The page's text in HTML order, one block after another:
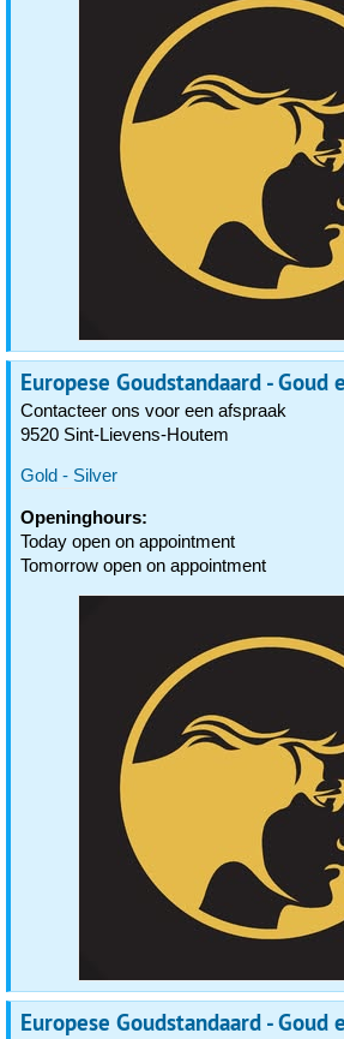
Europese Goudstandaard - Goud
Contacteer ons voor een afspraak
9520 Sint-Lievens-Houtem
Gold - Silver
Openinghours:
Today open on appointment
Tomorrow open on appointment
Europese Goudstandaard - Goud